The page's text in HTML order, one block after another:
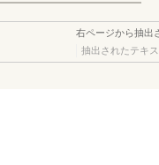
右ページから抽出
抽出されたテキ